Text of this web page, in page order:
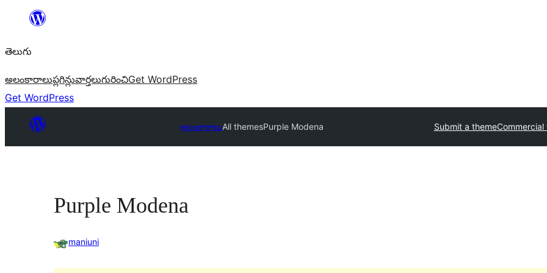
విషయానికి
తెలుగు
అలంకారాలుప్లగిన్లువార్తలుగురించిGet WordPress
Get WordPress
అలంకారాలుAll themesPurple Modena Submit a themeCommercial
Purple Modena
maniuni